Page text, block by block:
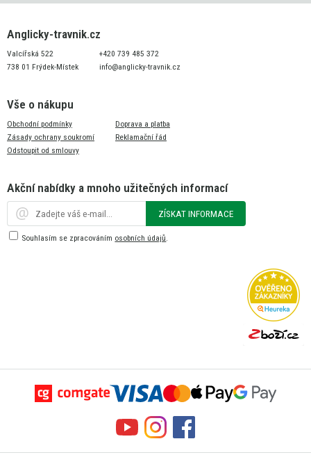
Anglicky-travnik.cz
Valcířská 522
738 01 Frýdek-Místek
+420 739 485 372
info@anglicky-travnik.cz
Vše o nákupu
Obchodní podmínky
Zásady ochrany soukromí
Odstoupit od smlouvy
Doprava a platba
Reklamační řád
Akční nabídky a mnoho užitečných informací
ZÍSKAT INFORMACE
Souhlasím se zpracováním osobních údajů